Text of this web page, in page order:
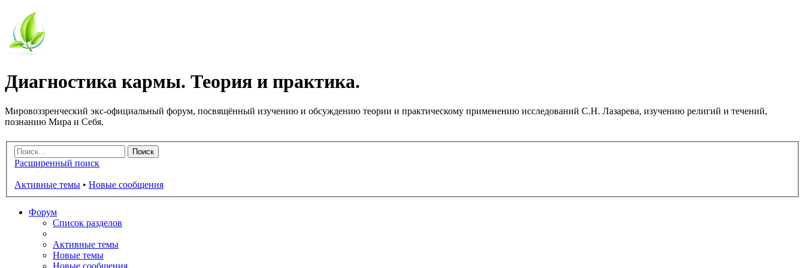
Диагностика кармы. Теория и практика.
Мировоззренческий экс-официальный форум, посвящённый изучению и обсуждению теории и практическому применению исследований С.Н. Лазарева, изучению религий и течений,
познанию Мира и Себя.
Расширенный поиск
Активные темы • Новые сообщения
Форум
Список разделов
Активные темы
Новые темы